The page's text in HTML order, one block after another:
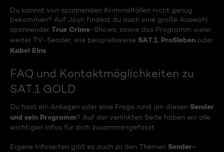
Du kannst von spannenden Kriminalfällen nicht genug
bekommen? Auf Joyn findest du auch eine große Auswahl
spannender True Crime-Shows, sowie das Programm vieler
weiter TV-Sender, wie beispielsweise SAT.1, ProSieben oder
Kabel Eins
FAQ und Kontaktmöglichkeiten zu
SAT.1 GOLD
Du hast ein Anliegen oder eine Frage rund um diesen Sender
und sein Programm? Auf der verlinkten Seite haben wir alle
wichtigen Infos für dich zusammengefasst.
Eigene Infoseiten gibt es auch zu den Themen Sender-